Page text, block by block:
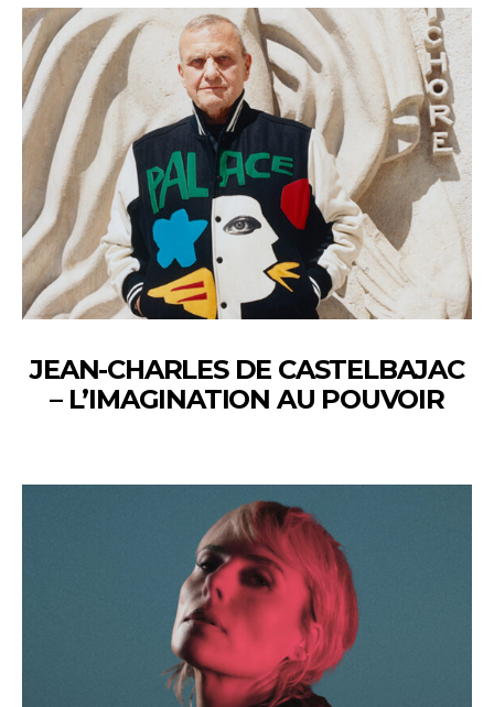
JEAN-CHARLES DE CASTELBAJAC
– L’IMAGINATION AU POUVOIR